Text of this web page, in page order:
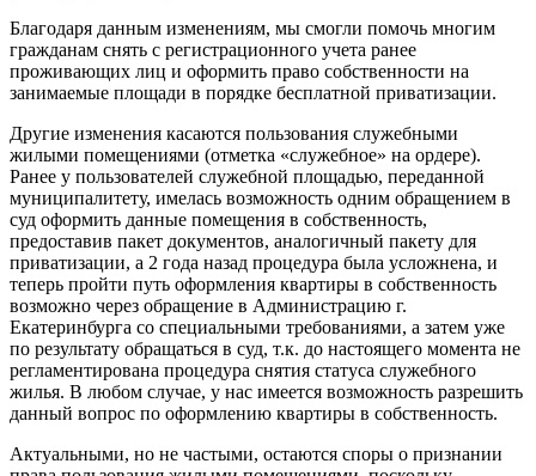
Благодаря данным изменениям, мы смогли помочь многим
гражданам снять с регистрационного учета ранее
проживающих лиц и оформить право собственности на
занимаемые площади в порядке бесплатной приватизации.
Другие изменения касаются пользования служебными
жилыми помещениями (отметка «служебное» на ордере).
Ранее у пользователей служебной площадью, переданной
муниципалитету, имелась возможность одним обращением в
суд оформить данные помещения в собственность,
предоставив пакет документов, аналогичный пакету для
приватизации, а 2 года назад процедура была усложнена, и
теперь пройти путь оформления квартиры в собственность
возможно через обращение в Администрацию г.
Екатеринбурга со специальными требованиями, а затем уже
по результату обращаться в суд, т.к. до настоящего момента не
регламентирована процедура снятия статуса служебного
жилья. В любом случае, у нас имеется возможность разрешить
данный вопрос по оформлению квартиры в собственность.
Актуальными, но не частыми, остаются споры о признании